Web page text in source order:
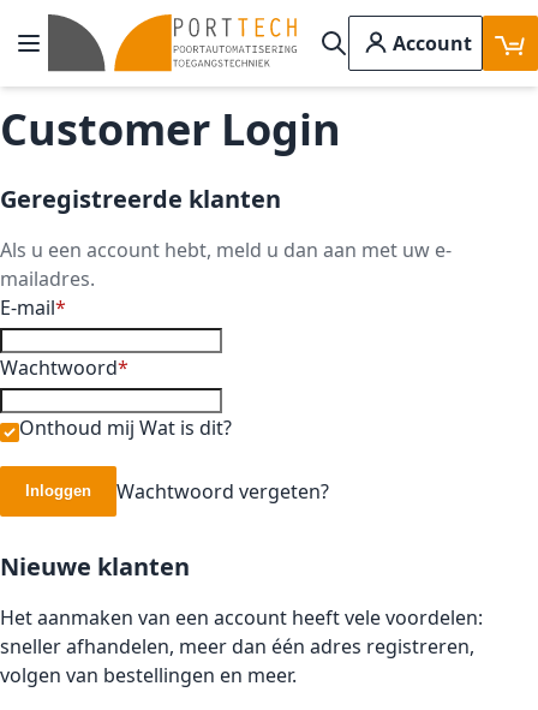
Ga naar de inhoud
Toggle Nav
Search
Account
Customer Login
Geregistreerde klanten
Als u een account hebt, meld u dan aan met uw e-
mailadres.
E-mail
Wachtwoord
Onthoud mij Wat is dit?
Inloggen Wachtwoord vergeten?
Nieuwe klanten
Het aanmaken van een account heeft vele voordelen:
sneller afhandelen, meer dan één adres registreren,
volgen van bestellingen en meer.